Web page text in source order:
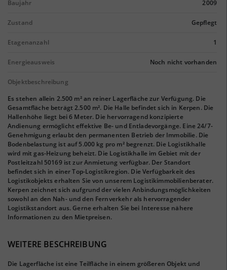
Baujahr 2009
Zustand Gepflegt
Etagenanzahl 1
Energieausweis Noch nicht vorhanden
Objektbeschreibung
Es stehen allein 2.500 m² an reiner Lagerfläche zur Verfügung. Die
Gesamtfläche beträgt 2.500 m². Die Halle befindet sich in Kerpen. Die
Hallenhöhe liegt bei 6 Meter. Die hervorragend konzipierte
Andienung ermöglicht effektive Be- und Entladevorgänge. Eine 24/7-
Genehmigung erlaubt den permanenten Betrieb der Immobilie. Die
Bodenbelastung ist auf 5.000 kg pro m² begrenzt. Die Logistikhalle
wird mit gas-Heizung beheizt. Die Logistikhalle im Gebiet mit der
Postleitzahl 50169 ist zur Anmietung verfügbar. Der Standort
befindet sich in einer Top-Logistikregion. Die Verfügbarkeit des
Logistikobjekts erhalten Sie von unserem Logistikimmobilienberater.
Kerpen zeichnet sich aufgrund der vielen Anbindungsmöglichkeiten
sowohl an den Nah- und den Fernverkehr als hervorragender
Logistikstandort aus. Gerne erhalten Sie bei Interesse nähere
Informationen zu den Mietpreisen.
WEITERE BESCHREIBUNG
Die Lagerfläche ist eine Teilfläche in einem größeren Objekt und